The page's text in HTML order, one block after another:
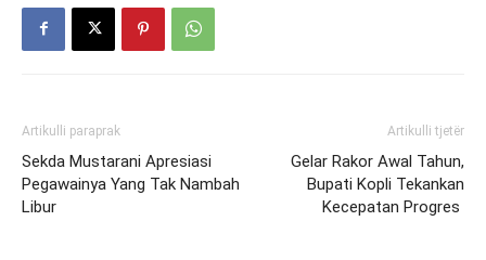
Artikulli paraprak
Sekda Mustarani Apresiasi
Pegawainya Yang Tak Nambah
Libur
Artikulli tjetër
Gelar Rakor Awal Tahun,
Bupati Kopli Tekankan
Kecepatan Progres